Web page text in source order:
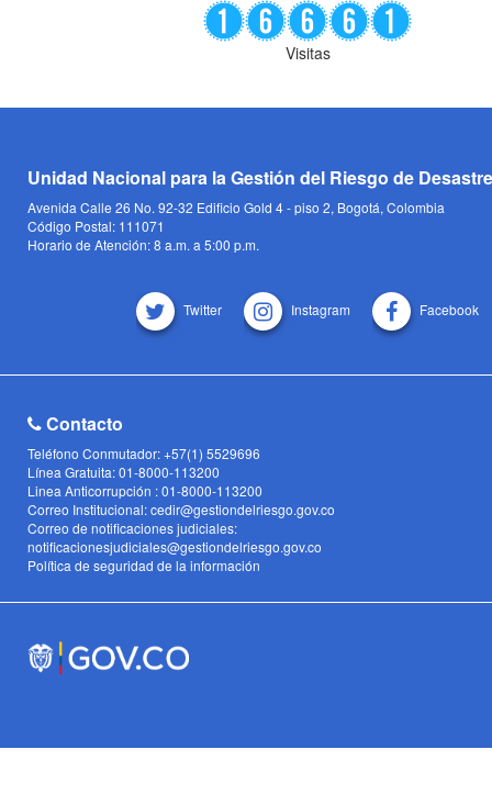
Visitas
Unidad Nacional para la Gestión del Riesgo de
Avenida Calle 26 No. 92-32 Edificio Gold 4 - piso 2, Bogotá, Colombia
Código Postal: 111071
Horario de Atención: 8 a.m. a 5:00 p.m.
Twitter Instagram Facebook
Contacto
Teléfono Conmutador: +57(1) 5529696
Línea Gratuita: 01-8000-113200
Linea Anticorrupción : 01-8000-113200
Correo Institucional: cedir@gestiondelriesgo.gov.co
Correo de notificaciones judiciales:
notificacionesjudiciales@gestiondelriesgo.gov.co
Política de seguridad de la información